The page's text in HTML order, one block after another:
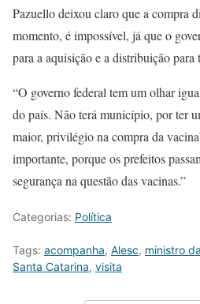
Pazuello deixou claro que a compra
momento, é impossível, já que o
para a aquisição e a distribuição para
“O governo federal tem um olhar
do país. Não terá município, por ter
maior, privilégio na compra da
importante, porque os prefeitos
segurança na questão das vacinas.”
Categorias: Política
Tags: acompanha, Alesc, ministro
Santa Catarina, visita